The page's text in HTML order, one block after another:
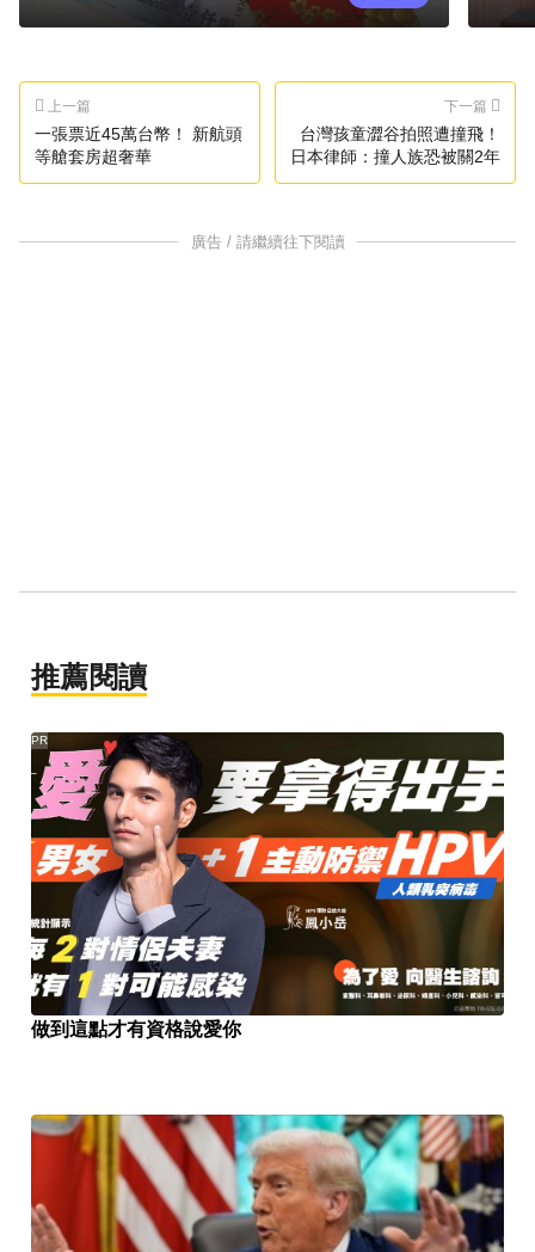
上一篇
一張票近45萬台幣！ 新航頭
等艙套房超奢華
下一篇
台灣孩童澀谷拍照遭撞飛！
日本律師：撞人族恐被關2年
廣告 / 請繼續往下閱讀
推薦閱讀
做到這點才有資格說愛你
PR